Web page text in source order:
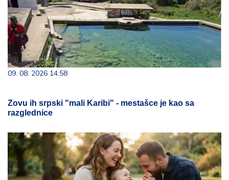
09. 08. 2026 14:58
Zovu ih srpski "mali Karibi" - mestašce je kao sa
razglednice